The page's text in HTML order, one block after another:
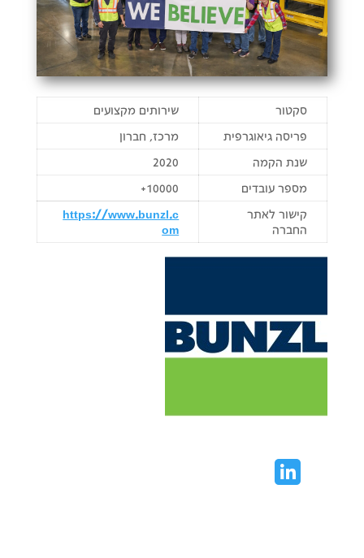
סקטור
שירותים מקצועים
פריסה גיאוגרפית
מרכז, חברון
שנת הקמה
2020
מספר עובדים
10000+
קישור לאתר
החברה
https://www.bunzl.c
om